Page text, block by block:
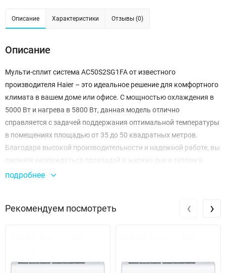
Описание Характеристики Отзывы (0)
Описание
Мульти-сплит система AC50S2SG1FA от известного
производителя Haier – это идеальное решение для комфортного
климата в вашем доме или офисе. С мощностью охлаждения в
5000 Вт и нагрева в 5800 Вт, данная модель отлично
справляется с задачей поддержания оптимальной температуры
в помещениях площадью от 35 до 50 квадратных метров.
Благодаря высокой производительности и надежной работе, вы
сможете наслаждаться прохладой в жаркие дни и теплом в
холодное время года.
расход воздуха на уровне 880, 750 и 650 м³/ч, что гарантирует
подробнее
Рекомендуем посмотреть ‹ ›